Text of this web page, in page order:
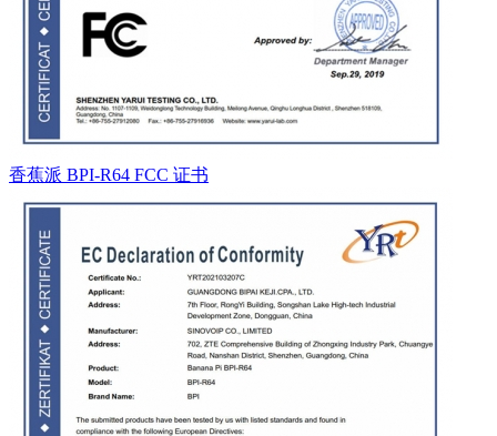
香蕉派 BPI-R64 FCC 证书